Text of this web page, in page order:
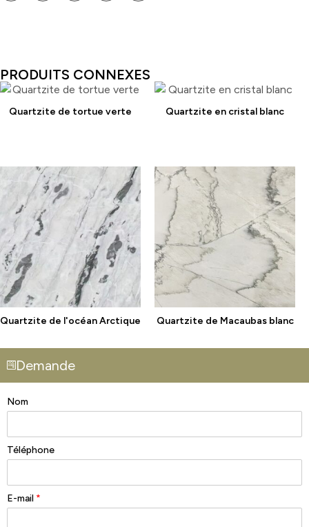
PRODUITS CONNEXES
Quartzite de tortue verte Quartzite en cristal blanc
Quartzite de l'océan Arctique Quartzite de Macaubas blanc
Demande
Nom
Téléphone
E-mail *